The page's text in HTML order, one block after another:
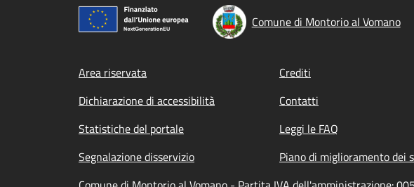
Comune di Montorio al Vomano
Footer menu
Area riservata Crediti
Dichiarazione di accessibilità
Contatti
Statistiche del portale
Leggi le FAQ
Segnalazione disservizio
Piano di miglioramento dei